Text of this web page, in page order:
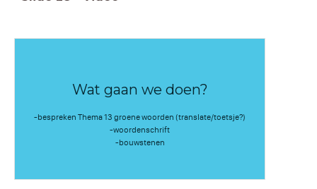
Wat gaan we doen?
-bespreken Thema 13 groene woorden (translate/toetsje?)
-woordenschrift
-bouwstenen